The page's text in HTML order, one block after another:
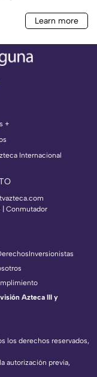
+
Internacional
| Conmutador
los derechos reservados,
autorización previa,
Inversionistas
Azteca III y